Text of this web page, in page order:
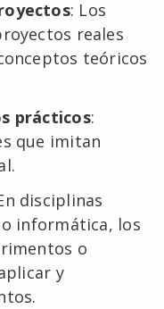
: Los
reales
teóricos
prácticos:
que imitan
disciplinas
informática, los
o
y